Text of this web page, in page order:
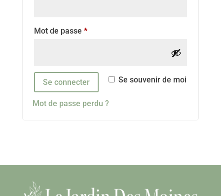
Mot de passe *Obligatoire
Se souvenir de moi
Se connecter
Mot de passe perdu ?